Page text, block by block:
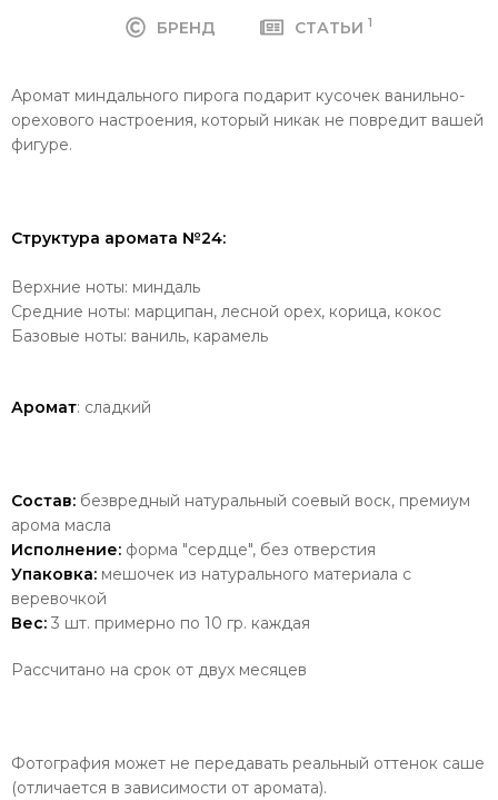
БРЕНД
СТАТЬИ 1
Аромат миндального пирога подарит кусочек ванильно-
орехового настроения, который никак не повредит вашей
фигуре.
Структура аромата №24:
Верхние ноты: миндаль
Средние ноты: марципан, лесной орех, корица, кокос
Базовые ноты: ваниль, карамель
Аромат: сладкий
Состав: безвредный натуральный соевый воск, премиум
арома масла
Исполнение: форма "сердце", без отверстия
Упаковка: мешочек из натурального материала с
веревочкой
Вес: 3 шт. примерно по 10 гр. каждая
Рассчитано на срок от двух месяцев
Фотография может не передавать реальный оттенок саше
(отличается в зависимости от аромата).